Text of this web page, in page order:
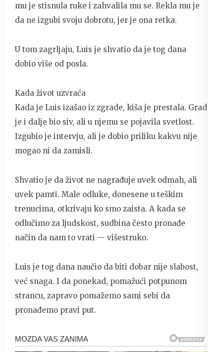
mu je stisnula ruke i zahvalila mu se. Rekla mu je
da ne izgubi svoju dobrotu, jer je ona retka.
U tom zagrljaju, Luis je shvatio da je tog dana
dobio više od posla.
Kada život uzvraća
Kada je Luis izašao iz zgrade, kiša je prestala. Grad
je i dalje bio siv, ali u njemu se pojavila svetlost.
Izgubio je intervju, ali je dobio priliku kakvu nije
mogao ni da zamisli.
Shvatio je da život ne nagrađuje uvek odmah, ali
uvek pamti. Male odluke, donesene u teškim
trenucima, otkrivaju ko smo zaista. A kada se
odlučimo za ljudskost, sudbina često pronađe
način da nam to vrati — višestruko.
Luis je tog dana naučio da biti dobar nije slabost,
već snaga. I da ponekad, pomažući potpunom
strancu, zapravo pomažemo sami sebi da
pronađemo pravi put.